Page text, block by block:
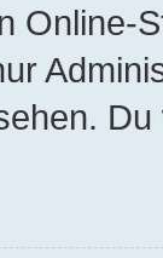
Online-